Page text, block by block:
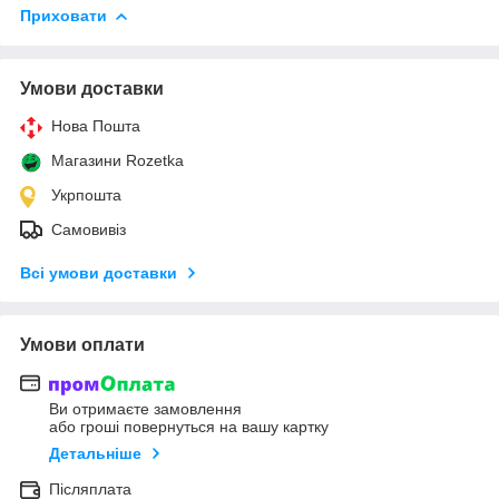
Приховати
Умови доставки
Нова Пошта
Магазини Rozetka
Укрпошта
Самовивіз
Всі умови доставки
Умови оплати
Ви отримаєте замовлення
або гроші повернуться на вашу картку
Детальніше
Післяплата